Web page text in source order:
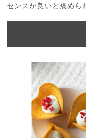
センスが良いと褒めら